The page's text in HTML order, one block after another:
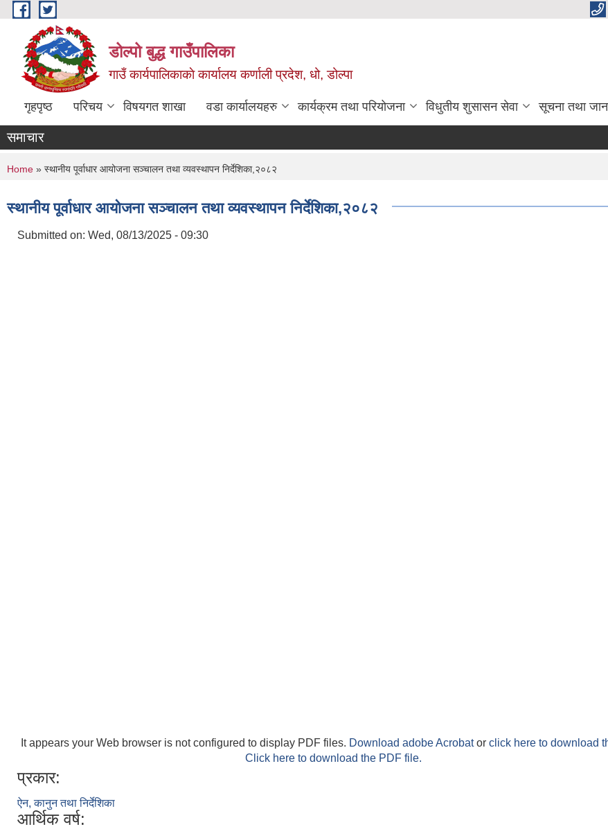
Skip to main content
डोल्पो बुद्ध गाउँपालिका
गाउँ कार्यपालिकाकाे कार्यालय कर्णाली प्रदेश, धो, डोल्पा
गृहपृष्ठ परिचय विषयगत शाखा वडा कार्यालयहरु कार्यक्रम तथा परियोजना विधुतीय शुसासन सेवा सूचना तथा
समाचार
You are here
Home » स्थानीय पूर्वाधार आयोजना सञ्चालन तथा व्यवस्थापन निर्देशिका,२०८२
स्थानीय पूर्वाधार आयोजना सञ्चालन तथा व्यवस्थापन निर्देशिका,२०८२
Submitted on: Wed, 08/13/2025 - 09:30
It appears your Web browser is not configured to display PDF files. Download adobe Acrobator click here to download
Click here to download the PDF file.
प्रकार:
ऐन, कानुन तथा निर्देशिका
आर्थिक वर्ष: